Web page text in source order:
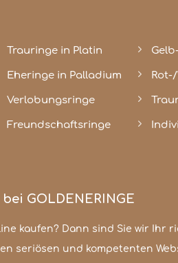
Trauringe in Platin
Eheringe in Palladium
Verlobungsringe
Freundschaftsringe
GOLDENERINGE
kaufen? Dann sind Sie wir Ihr
seriösen und kompetenten
schlicht und klassisch oder zeitlos
zu gestalten sind kaum